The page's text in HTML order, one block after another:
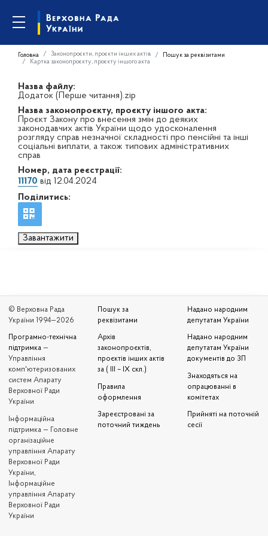
Головна Законопроєкти, проєкти інших актів
Пошук за реквізитами
Картка законопроєкту, проєкту іншого акта
Назва файлу:
Додаток (Перше читання).zip
Назва законопроєкту, проєкту іншого акта:
Проєкт Закону про внесення змін до деяких
законодавчих актів України щодо удосконалення
розгляду справ незначної складності про пенсійні та інші
соціальні виплати, а також типових адміністративних
справ
Номер, дата реєстрації:
11170 від 12.04.2024
Поділитись:
Завантажити
© Верховна Рада
України 1994—2026
Програмно-технічна
підтримка —
Управління
комп'ютеризованих
систем Апарату
Верховної Ради
України
Iнформаційна
підтримка — Головне
організаційне
управління Апарату
Верховної Ради
України,
Інформаційне
управління Апарату
Верховної Ради
України
Пошук за
реквізитами
Архів
законопроєктів,
проєктів інших актів
за ( III – IX скл.)
Правила
оформлення
Зареєстровані за
поточний тиждень
Надано народним
депутатам України
Надано народним
депутатам України
документів до ЗП
Знаходяться на
опрацюванні в
комітетах
Прийняті на поточній
сесії